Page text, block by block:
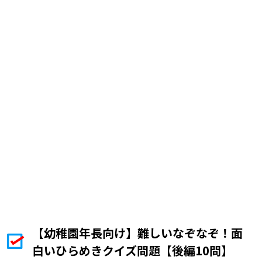
【幼稚園年長向け】難しいなぞなぞ！面
白いひらめきクイズ問題【後編10問】